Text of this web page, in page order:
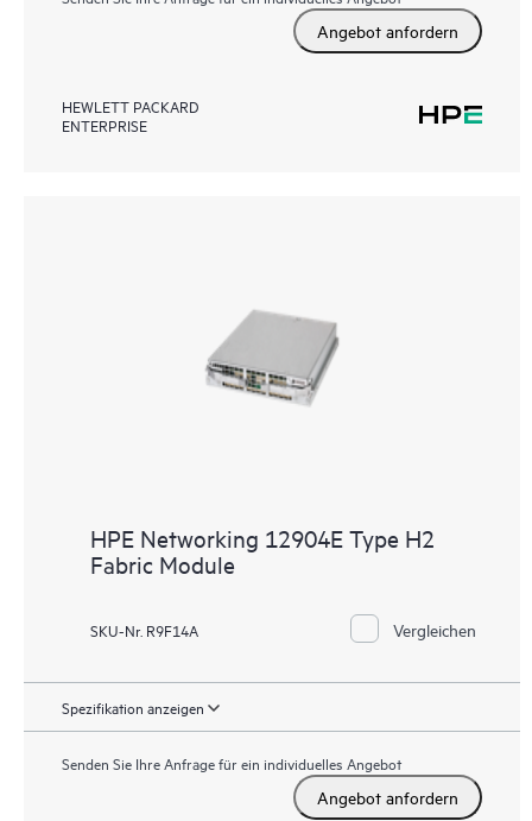
Angebot anfordern
HEWLETT PACKARD
ENTERPRISE
HPE Networking 12904E Type H2
Fabric Module
SKU-Nr. R9F14A Vergleichen
Spezifikation anzeigen
Senden Sie Ihre Anfrage für ein individuelles Angebot
Angebot anfordern